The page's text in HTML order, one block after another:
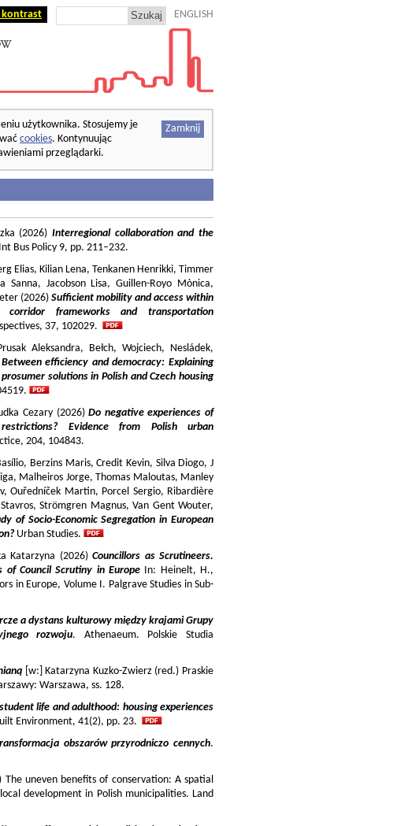
kontrast ENGLISH
Zamknij
użytkownika. Stosujemy je
cookies. Kontynuując
przeglądarki.
(2026) Interregional collaboration and the
Bus Policy 9, pp. 211–232.
Elias, Kilian Lena, Tenkanen Henrikki, Timmer
Sanna, Jacobson Lisa, Guillen-Royo Mònica,
(2026) Sufficient mobility and access within
frameworks and transportation
37, 102029.
Aleksandra, Bełch, Wojciech, Nesládek,
Between efficiency and democracy: Explaining
solutions in Polish and Czech housing
Cezary (2026)Do negative experiences of
Evidence from Polish urban
204, 104843.
Berzins Maris, Credit Kevin, Silva Diogo, J
Malheiros Jorge, Thomas Maloutas, Manley
Ouředníček Martin, Porcel Sergio, Ribardière
Strömgren Magnus, Van Gent Wouter,
of Socio-Economic Segregation in European
Urban Studies.
Katarzyna (2026) Councillors as Scrutineers.
Council Scrutiny in EuropeIn: Heinelt, H.,
in Europe, Volume I. Palgrave Studies in Sub-
a dystans kulturowy między krajami Grupy
rozwoju. Athenaeum. Polskie Studia
[w:] Katarzyna Kuzko-Zwierz (red.) Praskie
Warszawa, ss. 128.
life and adulthood: housing experiences
Environment, 41(2), pp. 23.
obszarów przyrodniczo cennych.
The uneven benefits of conservation: A spatial
development in Polish municipalities. Land